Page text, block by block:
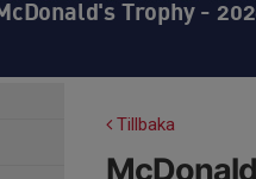
Trophy -
Tillbaka